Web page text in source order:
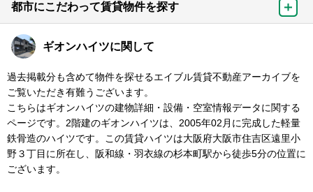
都市にこだわって賃貸物件を探す
ギオンハイツに関して
過去掲載分も含めて物件を探せるエイブル賃貸不動産アーカイブを
ご覧いただき有難うございます。
こちらはギオンハイツの建物詳細・設備・空室情報データに関する
ページです。2階建のギオンハイツは、2005年02月に完成した軽量
鉄骨造のハイツです。この賃貸ハイツは大阪府大阪市住吉区遠里小
野３丁目に所在し、阪和線・羽衣線の杉本町駅から徒歩5分の位置に
ございます。